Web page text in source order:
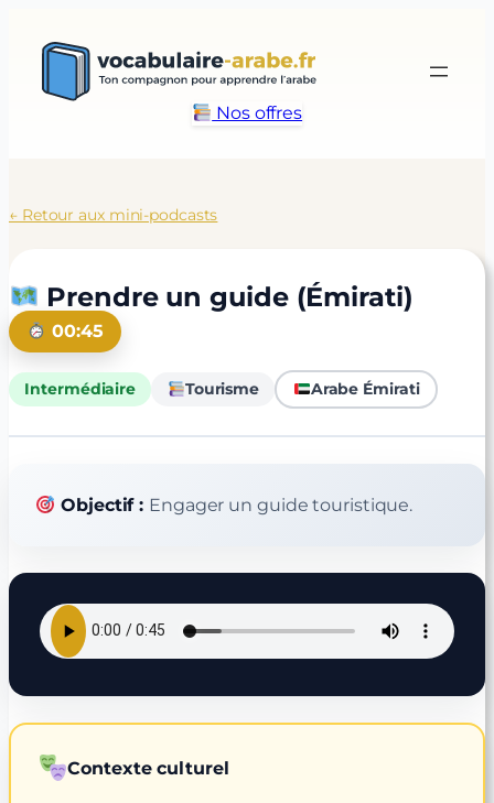
Nos offres
← Retour aux mini-podcasts
Prendre un guide (Émirati)
00:45
Intermédiaire Tourisme Arabe Émirati
Objectif : Engager un guide touristique.
Contexte culturel